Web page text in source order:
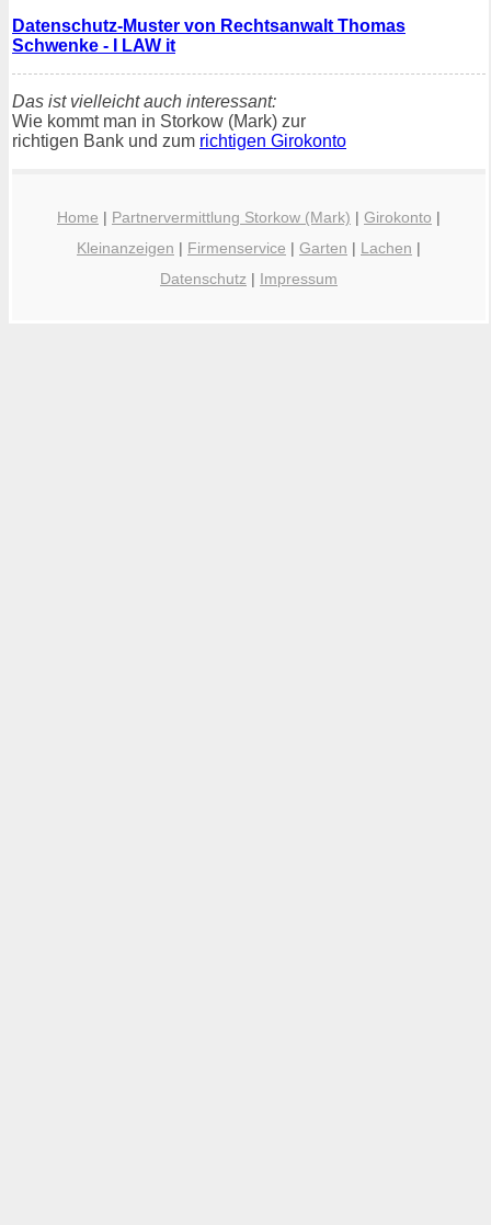
Datenschutz-Muster von Rechtsanwalt Thomas
Schwenke - I LAW it
Das ist vielleicht auch interessant:
Wie kommt man in Storkow (Mark) zur
richtigen Bank und zum richtigen Girokonto
Home | Partnervermittlung Storkow (Mark) | Girokonto |
Kleinanzeigen | Firmenservice | Garten | Lachen |
Datenschutz | Impressum